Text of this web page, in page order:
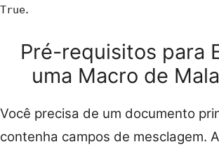
True.
Pré-requisitos para
uma Macro de
Você precisa de um documento
contenha campos de mesclagem.